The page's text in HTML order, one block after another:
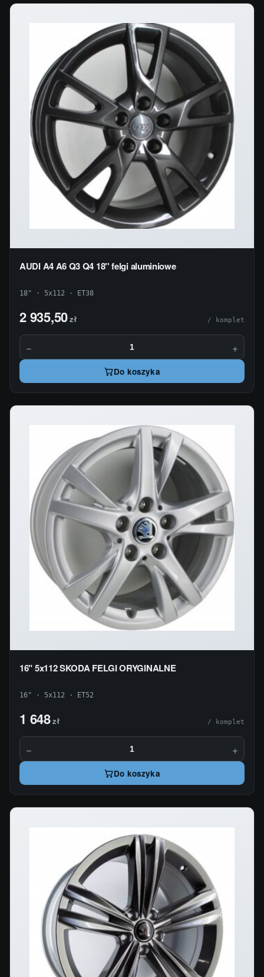
AUDI A4 A6 Q3 Q4 18'' felgi aluminiowe
18" · 5x112 · ET38
2 935,50zł / komplet
− +
Do koszyka
16" 5x112 SKODA FELGI ORYGINALNE
16" · 5x112 · ET52
1 648zł / komplet
− +
Do koszyka